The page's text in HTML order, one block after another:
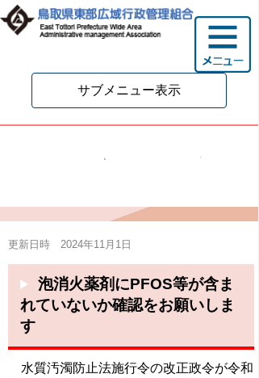
サブメニュー表示
PFOS等を含有した泡消火
更新日時 2024年11月1日
泡消火薬剤にPFOS等が含ま
れていないか確認をお願いしま
す
水質汚濁防止法施行令の改正政令が令和